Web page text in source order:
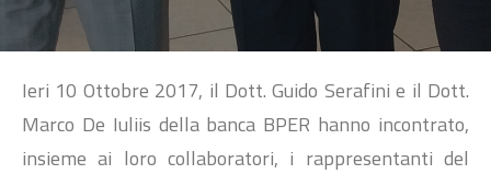
Ieri 10 Ottobre 2017, il Dott. Guido Serafini e il Dott.
Marco De Iuliis della banca BPER hanno incontrato,
insieme ai loro collaboratori, i rappresentanti del